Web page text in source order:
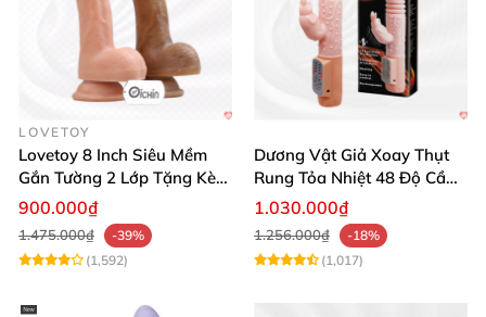
LOVETOY
Lovetoy 8 Inch Siêu Mềm
Gắn Tường 2 Lớp Tặng Kèm
Dầu Massage
900.000₫
1.475.000₫
-39%
(1,592)
Dương Vật Giả Xoay Thụt
Rung Tỏa Nhiệt 48 Độ Cầm
Tay Hot Bunny
1.030.000₫
1.256.000₫
-18%
(1,017)